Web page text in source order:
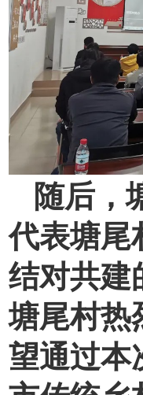
随后，
代表塘尾
结对共建
塘尾村热
望通过本